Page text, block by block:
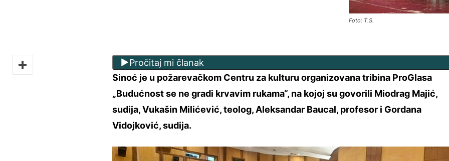
Foto: T.S.
Pročitaj mi članak
Sinoć je u požarevačkom Centru za kulturu organizovana tribina ProGlasa
„Budućnost se ne gradi krvavim rukama“, na kojoj su govorili Miodrag Majić,
sudija, Vukašin Milićević, teolog, Aleksandar Baucal, profesor i Gordana
Vidojković, sudija.